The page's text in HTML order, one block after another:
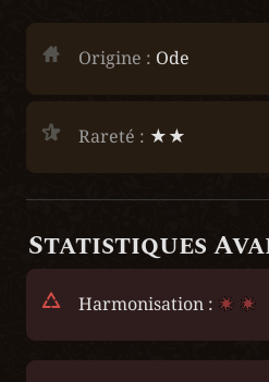
Origine : Ode
Rareté : ★★
Statistiques
Harmonisation :